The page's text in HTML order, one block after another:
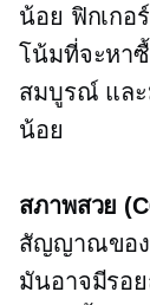
น้อย ฟิกเกอ
โน้มที่จะหา
สมบูรณ์ และ
น้อย
สภาพสวย
สัญญาณของ
มันอาจมีรอ